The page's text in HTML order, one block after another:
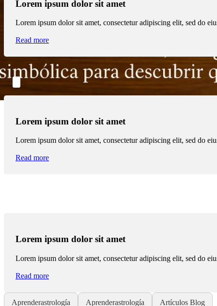
Lorem ipsum dolor sit amet
Lorem ipsum dolor sit amet, consectetur adipiscing elit, sed do
Read more
Lorem ipsum dolor sit amet
Lorem ipsum dolor sit amet, consectetur adipiscing elit, sed do
Read more
Lorem ipsum dolor sit amet
Lorem ipsum dolor sit amet, consectetur adipiscing elit, sed do
Read more
Aprenderastrología Aprenderastrología Artículos Blog